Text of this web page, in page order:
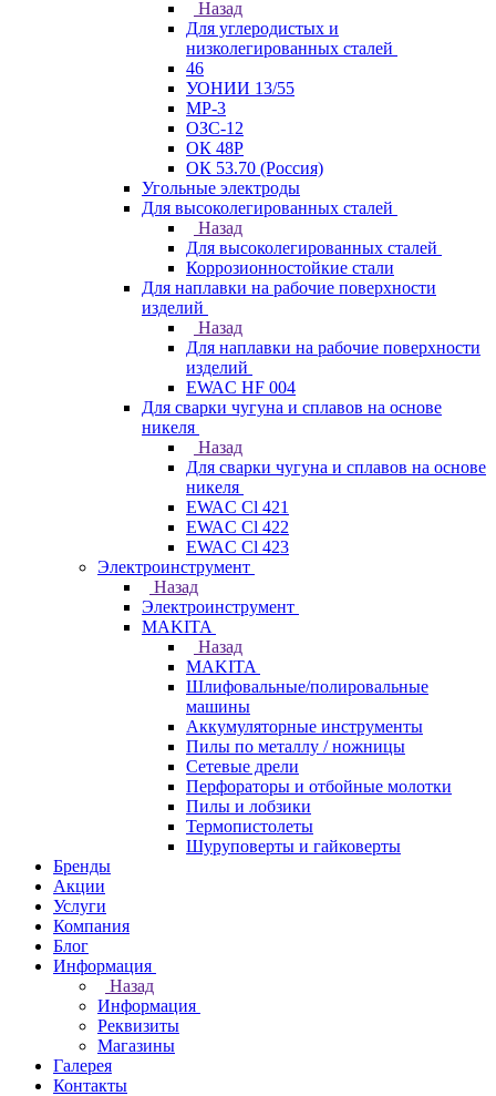
Назад
Для углеродистых и
низколегированных сталей
46
УОНИИ 13/55
МР-3
ОЗС-12
ОК 48Р
ОК 53.70 (Россия)
Угольные электроды
Для высоколегированных сталей
Назад
Для высоколегированных сталей
Коррозионностойкие стали
Для наплавки на рабочие поверхности
изделий
Назад
Для наплавки на рабочие поверхности
изделий
EWAC HF 004
Для сварки чугуна и сплавов на основе
никеля
Назад
Для сварки чугуна и сплавов на основе
никеля
EWAC Cl 421
EWAC Cl 422
EWAC Cl 423
Электроинструмент
Назад
Электроинструмент
МAKITA
Назад
МAKITA
Шлифовальные/полировальные
машины
Аккумуляторные инструменты
Пилы по металлу / ножницы
Сетевые дрели
Перфораторы и отбойные молотки
Пилы и лобзики
Термопистолеты
Шуруповерты и гайковерты
Бренды
Акции
Услуги
Компания
Блог
Информация
Назад
Информация
Реквизиты
Магазины
Галерея
Контакты